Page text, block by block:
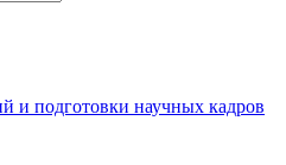
и подготовки научных кадров